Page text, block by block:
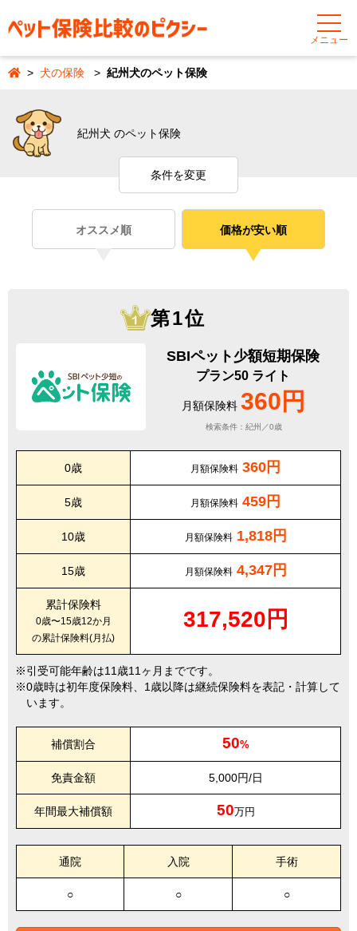
メニュー
犬の保険 紀州犬のペット保険
紀州犬 のペット保険
条件を変更
オススメ順 価格が安い順
第1位
SBIペット少額短期保険
プラン50 ライト
月額保険料 360円
検索条件：紀州／0歳
0歳 月額保険料 360円
5歳 月額保険料 459円
10歳 月額保険料 1,818円
15歳 月額保険料 4,347円
累計保険料
0歳〜15歳12か月
の累計保険料(月払)
317,520円
引受可能年齢は11歳11ヶ月までです。
0歳時は初年度保険料、1歳以降は継続保険料を表記・計算して
います。
補償割合 50%
免責金額 5,000円/日
年間最大補償額 50万円
通院 入院 手術
○ ○ ○